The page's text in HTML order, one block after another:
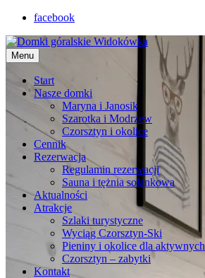
facebook
Menu
Start
Nasze domki
Maryna i Janosik
Szarotka i Modrzew
Czorsztyn i okolice
Cennik
Rezerwacja
Regulamin rezerwacji
Sauna i tężnia solankowa
Aktualności
Atrakcje
Szlaki turystyczne
Wyciąg Czorsztyn-Ski
Pieniny i okolice dla aktywnych
Czorsztyn – zabytki
Kontakt